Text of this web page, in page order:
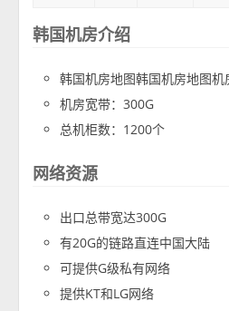
韩国机房介绍
韩国机房地图韩国机房地图机
机房宽带：300G
总机柜数：1200个
网络资源
出口总带宽达300G
有20G的链路直连中国大陆
可提供G级私有网络
提供KT和LG网络